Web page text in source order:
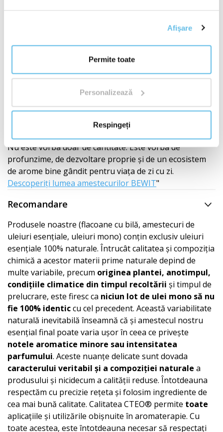
Afişare
Permite toate
Personalizează
Respingeți
Numărul unu mondial în amestecuri de uleiuri
250 de amestecuri originale
BEWIT a creat 250 de amestecuri originale de uleiuri
esențiale – de la compoziții simple la amestecuri
complexe inspirate de aromaterapie, tradiție și
cunoștințe moderne.
Nu este vorba doar de cantitate. Este vorba de
profunzime, de dezvoltare proprie și de un ecosistem
de arome bine gândit pentru viața de zi cu zi.
Descoperiți lumea amestecurilor BEWIT"
Recomandare
Produsele noastre (flacoane cu bilă, amestecuri de
uleiuri esențiale, uleiuri mono) conțin exclusiv uleiuri
esențiale 100% naturale. Întrucât calitatea și compoziția
chimică a acestor materii prime naturale depind de
multe variabile, precum originea plantei, anotimpul,
condițiile climatice din timpul recoltării și timpul de
prelucrare, este firesc ca niciun lot de ulei mono să nu
fie 100% identiccu cel precedent. Această variabilitate
naturală inevitabilă înseamnă că și amestecul nostru
esențial final poate varia ușor în ceea ce privește
notele aromatice minore sau intensitatea
parfumului. Aceste nuanțe delicate sunt dovada
caracterului veritabil și a compoziției naturale a
produsului și nicidecum a calității reduse. Întotdeauna
respectăm cu precizie rețeta și folosim ingrediente de
cea mai bună calitate. Calitatea CTEO® permite toate
aplicațiile și utilizările obișnuite în aromaterapie. Cu
toate acestea, este întotdeauna necesar să respectați